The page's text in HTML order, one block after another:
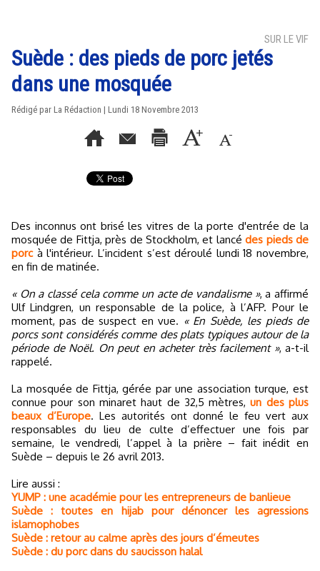
SUR LE VIF
Suède : des pieds de porc jetés
dans une mosquée
Rédigé par La Rédaction | Lundi 18 Novembre 2013
Des inconnus ont brisé les vitres de la porte d'entrée de la
mosquée de Fittja, près de Stockholm, et lancédes pieds de
porcà l'intérieur. L’incident s’est déroulé lundi 18 novembre,
en fin de matinée.
« On a classé cela comme un acte de vandalisme », a affirmé
Ulf Lindgren, un responsable de la police, à l’AFP. Pour le
moment, pas de suspect en vue. « En Suède, les pieds de
porcs sont considérés comme des plats typiques autour de la
période de Noël. On peut en acheter très facilement », a-t-il
rappelé.
La mosquée de Fittja, gérée par une association turque, est
connue pour son minaret haut de 32,5 mètres,un des plus
beaux d’Europe. Les autorités ont donné le feu vert aux
responsables du lieu de culte d’effectuer une fois par
semaine, le vendredi, l’appel à la prière – fait inédit en
Suède – depuis le 26 avril 2013.
Lire aussi :
YUMP : une académie pour les entrepreneurs de banlieue
Suède : toutes en hijab pour dénoncer les agressions
islamophobes
Suède : retour au calme après des jours d’émeutes
Suède : du porc dans du saucisson halal